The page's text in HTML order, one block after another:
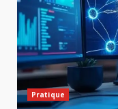
Pratique